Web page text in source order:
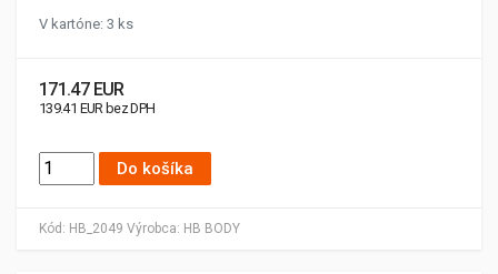
Kód: HB_2049 Výrobca: HB BODY
V kartóne: 3 ks
171.47 EUR
139.41 EUR bez DPH
Do košíka